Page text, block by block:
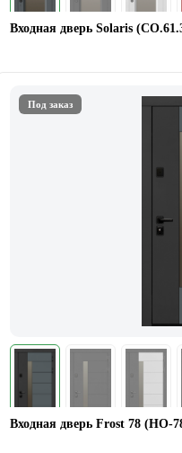
Входная дверь Solaris
Под заказ
Входная дверь Frost 78 (НО-